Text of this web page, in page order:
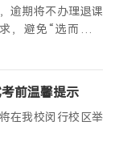
逾期将不办理退课
，避免“选而不能
前温馨提示
在我校闵行校区举